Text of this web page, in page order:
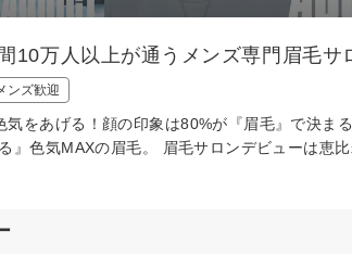
10万人以上が通うメンズ専門眉毛
ンズ歓迎
気をあげる！顔の印象は80%が『眉毛』で決ま
』色気MAXの眉毛。 眉毛サロンデビューは恵